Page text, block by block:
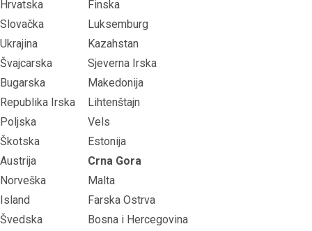
Hrvatska
Finska
Slovačka
Luksemburg
Ukrajina
Kazahstan
Švajcarska
Sjeverna Irska
Bugarska
Makedonija
Republika Irska
Lihtenštajn
Poljska
Vels
Škotska
Estonija
Austrija
Crna Gora
Norveška
Malta
Island
Farska Ostrva
Švedska
Bosna i Hercegovina